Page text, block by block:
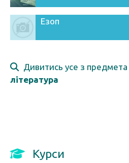
Езоп
Дивитись усе з предмета
література
Курси